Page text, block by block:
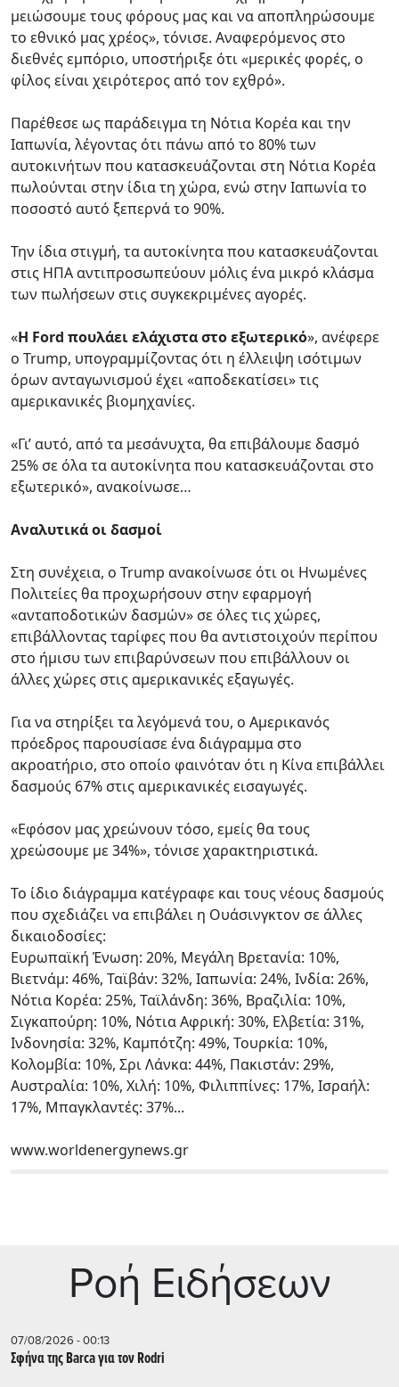
μειώσουμε τους φόρους μας και να αποπληρώσουμε
το εθνικό μας χρέος», τόνισε. Αναφερόμενος στο
διεθνές εμπόριο, υποστήριξε ότι «μερικές φορές, ο
φίλος είναι χειρότερος από τον εχθρό».
Παρέθεσε ως παράδειγμα τη Νότια Κορέα και την
Ιαπωνία, λέγοντας ότι πάνω από το 80% των
αυτοκινήτων που κατασκευάζονται στη Νότια Κορέα
πωλούνται στην ίδια τη χώρα, ενώ στην Ιαπωνία το
ποσοστό αυτό ξεπερνά το 90%.
Την ίδια στιγμή, τα αυτοκίνητα που κατασκευάζονται
στις ΗΠΑ αντιπροσωπεύουν μόλις ένα μικρό κλάσμα
των πωλήσεων στις συγκεκριμένες αγορές.
«Η Ford πουλάει ελάχιστα στο εξωτερικό», ανέφερε
ο Trump, υπογραμμίζοντας ότι η έλλειψη ισότιμων
όρων ανταγωνισμού έχει «αποδεκατίσει» τις
αμερικανικές βιομηχανίες.
«Γι’ αυτό, από τα μεσάνυχτα, θα επιβάλουμε δασμό
25% σε όλα τα αυτοκίνητα που κατασκευάζονται στο
εξωτερικό», ανακοίνωσε…
Αναλυτικά οι δασμοί
Στη συνέχεια, ο Trump ανακοίνωσε ότι οι Ηνωμένες
Πολιτείες θα προχωρήσουν στην εφαρμογή
«ανταποδοτικών δασμών» σε όλες τις χώρες,
επιβάλλοντας ταρίφες που θα αντιστοιχούν περίπου
στο ήμισυ των επιβαρύνσεων που επιβάλλουν οι
άλλες χώρες στις αμερικανικές εξαγωγές.
Για να στηρίξει τα λεγόμενά του, ο Αμερικανός
πρόεδρος παρουσίασε ένα διάγραμμα στο
ακροατήριο, στο οποίο φαινόταν ότι η Κίνα επιβάλλει
δασμούς 67% στις αμερικανικές εισαγωγές.
«Εφόσον μας χρεώνουν τόσο, εμείς θα τους
χρεώσουμε με 34%», τόνισε χαρακτηριστικά.
Το ίδιο διάγραμμα κατέγραφε και τους νέους δασμούς
που σχεδιάζει να επιβάλει η Ουάσινγκτον σε άλλες
δικαιοδοσίες:
Ευρωπαϊκή Ένωση: 20%, Μεγάλη Βρετανία: 10%,
Βιετνάμ: 46%, Ταϊβάν: 32%, Ιαπωνία: 24%, Ινδία: 26%,
Νότια Κορέα: 25%, Ταϊλάνδη: 36%, Βραζιλία: 10%,
Σιγκαπούρη: 10%, Νότια Αφρική: 30%, Ελβετία: 31%,
Ινδονησία: 32%, Καμπότζη: 49%, Τουρκία: 10%,
Κολομβία: 10%, Σρι Λάνκα: 44%, Πακιστάν: 29%,
Αυστραλία: 10%, Χιλή: 10%, Φιλιππίνες: 17%, Ισραήλ:
17%, Μπαγκλαντές: 37%...
www.worldenergynews.gr
Ρoή Ειδήσεων
07/08/2026 - 00:13
Σφήνα της Barca για τον Rodri